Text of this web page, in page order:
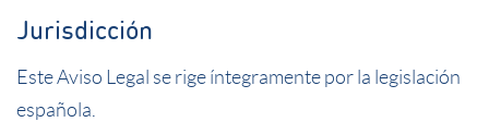
Jurisdicción
Este Aviso Legal se rige íntegramente por la legislación
española.